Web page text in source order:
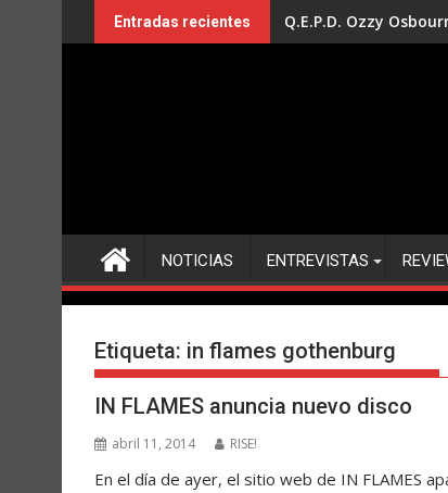
al
Entradas recientes Q.E.P.D. Ozzy
NOTICIAS ENTREVISTAS
Etiqueta: in flames gothenburg
IN FLAMES anuncia nuevo disco
abril 11, 2014 RISE!
En el día de ayer, el sitio web de IN FLAMES